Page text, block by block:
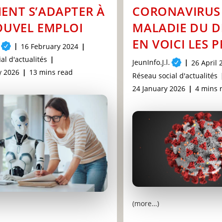
S’ADAPTER À
EMPLOI
Post
published:
16 February 2024
d'actualités
2026
Reading
13 mins read
MALADIE DU
EN VOICI LES
Post
author:
JeunInfo.J.l.
Post
26 April
Post
category:
Réseau social d'actualités
Post
modified:
24 January 2026
Reading
4 mins
(more…)